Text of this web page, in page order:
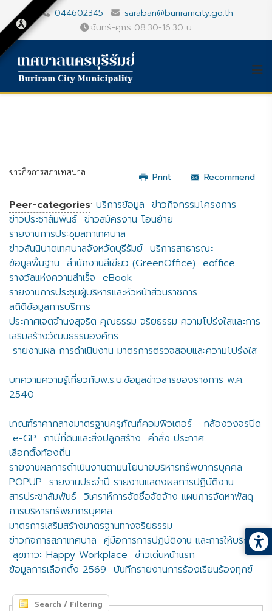
044602345
saraban@buriramcity.go.th
จันทร์-ศุกร์ 08.30-16.30 น.
Print Recommend
ข่าวกิจการสภาเทศบาล
Peer-categories: บริการข้อมูล ข่าวกิจกรรมโครงการ
ข่าวประชาสัมพันธ์ ข่าวสมัครงาน โอนย้าย
รายงานการประชุมสภาเทศบาล
ข่าวสันนิบาตเทศบาลจังหวัดบุรีรัมย์ บริการสาธารณะ
ข้อมูลพื้นฐาน สำนักงานสีเขียว (GreenOffice) eoffice
รางวัลแห่งความสำเร็จ eBook
รายงานการประชุมผู้บริหารและหัวหน้าส่วนราชการ
สถิติข้อมูลการบริการ
ประกาศเจตจำนงสุจริต คุณธรรม จริยธรรม ความโปร่งใสและการ
เสริมสร้างวัฒนธรรมองค์กร
รายงานผล การดำเนินงาน มาตรการตรวจสอบและความโปร่งใส
บทความความรู้เกี่ยวกับพ.ร.บ.ข้อมูลข่าวสารของราชการ พ.ศ.
2540
เกณฑ์ราคากลางมาตรฐานครุภัณฑ์คอมพิวเตอร์ - กล้องวงจรปิด
e-GP ภาษีที่ดินและสิ่งปลูกสร้าง คำสั่ง ประกาศ
เลือกตั้งท้องถิ่น
รายงานผลการดำเนินงานตามนโยบายบริหารทรัพยากรบุคคล
POPUP รายงานประจำปี รายงานแสดงผลการปฏิบัติงาน
สารประชาสัมพันธ์ วิเคราห์การจัดซื้อจัดจ้าง แผนการจัดหาพัสดุ
การบริหารทรัพยากรบุคคล
มาตรการเสริมสร้างมาตรฐานทางจริยธรรม
ข่าวกิจการสภาเทศบาล คู่มือการการปฏิบัติงาน และการให้บริการ
สุขภาวะ Happy Workplace ข่าวเด่นหน้าแรก
ข้อมูลการเลือกตั้ง 2569 บันทึกรายงานการร้องเรียนร้องทุกข์
Search / Filtering